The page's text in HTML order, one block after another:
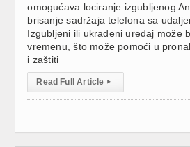
omogućava lociranje izgubljenog
brisanje sadržaja telefona sa
Izgubljeni ili ukradeni uređaj može
vremenu, što može pomoći u
i zaštiti
Read Full Article ▸